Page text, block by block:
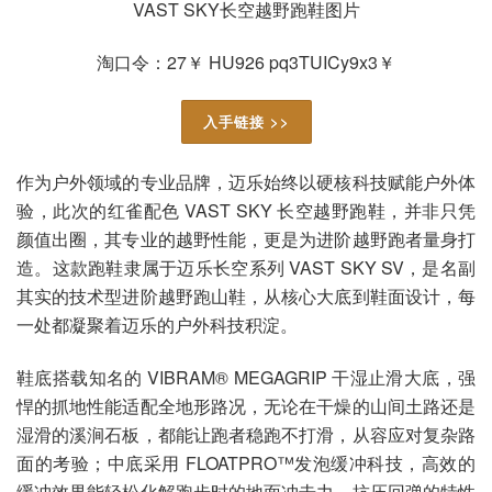
淘口令：27￥ HU926 pq3TUICy9x3￥
入手链接 >>
作为户外领域的专业品牌，迈乐始终以硬核科技赋能户外体
验，此次的红雀配色 VAST SKY 长空越野跑鞋，并非只凭
颜值出圈，其专业的越野性能，更是为进阶越野跑者量身打
造。这款跑鞋隶属于迈乐长空系列 VAST SKY SV，是名副
其实的技术型进阶越野跑山鞋，从核心大底到鞋面设计，每
一处都凝聚着迈乐的户外科技积淀。
鞋底搭载知名的 VIBRAM® MEGAGRIP 干湿止滑大底，强
悍的抓地性能适配全地形路况，无论在干燥的山间土路还是
湿滑的溪涧石板，都能让跑者稳跑不打滑，从容应对复杂路
面的考验；中底采用 FLOATPRO™发泡缓冲科技，高效的